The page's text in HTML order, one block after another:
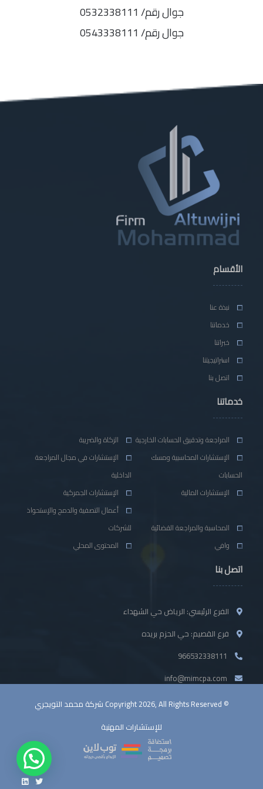
جوال رقم/ 0532338111
جوال رقم/ 0543338111
الأقسام
نبذة عنا
خدماتنا
خبراتنا
استراتيجيتنا
اتصل بنا
خدماتنا
المراجعة وتدقيق الحسابات الخارجية
الزكاة والضريبة
الإستشارات المحاسبية ومسك
الحسابات
الإستشارات في مجال المراجعة
الداخلية
الإستشارات المالية
الإستشارات الجمركية
المحاسبة والمراجعة القضائية
أعمال التصفية والدمج والإستحواذ
للشركات
وافي
المحتوى المحلي
اتصل بنا
الفرع الرئيسي: الرياض حي الشهداء
فرع القصيم: حي الحزم بريده
966532338111
info@mimcpa.com
© Copyright 2026, All Rights Reserved شركة محمد التويجري
للإستشارات المهنية